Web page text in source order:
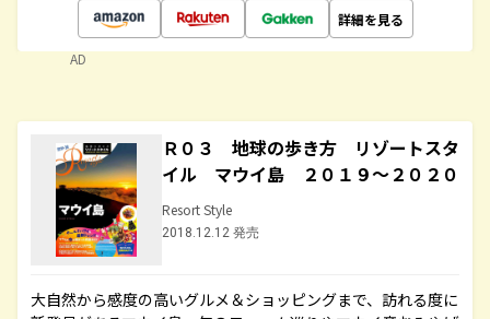
詳細を見る
AD
Ｒ０３ 地球の歩き方 リゾートスタ
イル マウイ島 ２０１９～２０２０
Resort Style
2018.12.12 発売
大自然から感度の高いグルメ＆ショッピングまで、訪れる度に